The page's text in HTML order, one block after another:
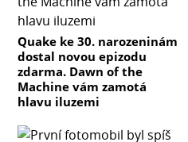
Quake ke 30. narozeninám
dostal novou epizodu
zdarma. Dawn of the
Machine vám zamotá
hlavu iluzemi